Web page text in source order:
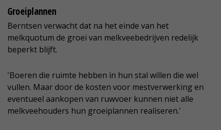
Groeiplannen
Berntsen verwacht dat na het einde van het
melkquotum de groei van melkveebedrijven redelijk
beperkt blijft.
'Boeren die ruimte hebben in hun stal willen die wel
vullen. Maar door de kosten voor mestverwerking en
eventueel aankopen van ruwvoer kunnen niet alle
melkveehouders hun groeiplannen realiseren.'